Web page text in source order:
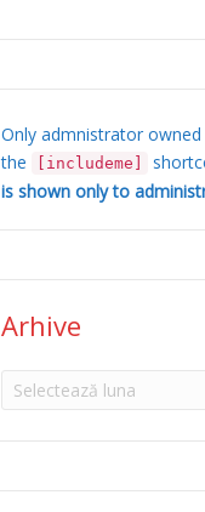
Only admnistrator
the
[includeme]
is shown only to
Arhive
Arhive